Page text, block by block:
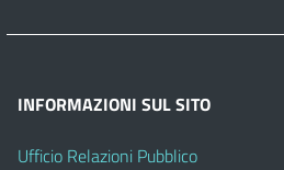
INFORMAZIONI SUL SITO
Ufficio Relazioni Pubblico